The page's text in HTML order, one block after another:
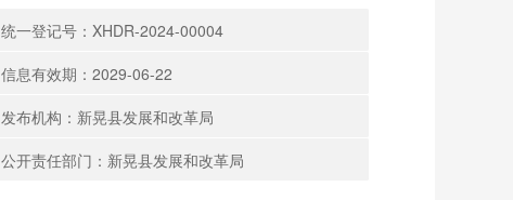
统一登记号：XHDR-2024-00004
信息有效期：2029-06-22
发布机构：新晃县发展和改革局
公开责任部门：新晃县发展和改革局